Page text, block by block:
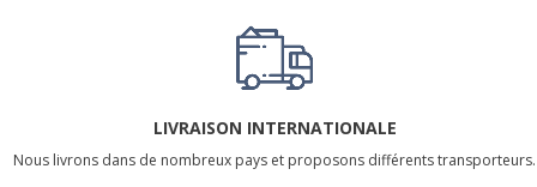
LIVRAISON INTERNATIONALE
Nous livrons dans de nombreux pays et proposons différents transporteurs.